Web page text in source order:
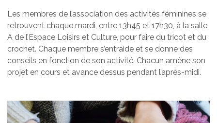
Les membres de l’association des activités féminines se
retrouvent chaque mardi, entre 13h45 et 17h30, à la salle
A de l’Espace Loisirs et Culture, pour faire du tricot et du
crochet. Chaque membre s’entraide et se donne des
conseils en fonction de son activité. Chacun amène son
projet en cours et avance dessus pendant l’après-midi.